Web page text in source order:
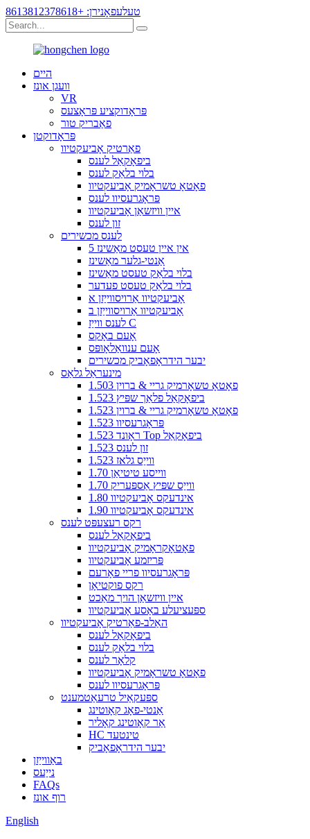
טעלעפאָנירן: +8613812378618
היים
וועגן אונז
VR
פּראָדוקציע פּראָצעס
פאַבריק טור
פּראָדוקטן
פאַרטיק אָביעקטיוו
ביפאָקאַל לענס
בלוי בלאַק לענס
פאָטאָ טשראָמיק אָביעקטיוו
פּראָגרעסיוו לענס
איין וויזשאַן אָביעקטיוו
זון לענס
לענס מכשירים
5 אין איין טעסט מאַשינז
אַנטי-גלער מאַשינז
בלוי בלאַק טעסט מאַשינז
בלוי בלאַק טעסט פעדער
אָביעקטיוו אַרויסווייַזן א
אָביעקטיוו אַרויסווייַזן ב
לענס ווייַז C
אָעם באָקס
אָעם ענוואַלאָופּס
יבער הידראָפאָביק מכשירים
מינעראַל גלאַס
1.503 פאָטאָ טשאָרמיק גריי & ברוין
1.523 ביפאָקאַל פלאַך שפּיץ
1.523 פאָטאָ טשאָרמיק גריי & ברוין
1.523 פּראָגרעסיוו
1.523 ראָונד Top ביפאָקאַל
1.523 זון לענס
1.523 ווייַס גלאז
1.70 ווייסע טיטיאַן
1.70 ווייַס שפּיץ אַספּעריק
1.80 אינדעקס אָביעקטיוו
1.90 אינדעקס אָביעקטיוו
רקס רעצעפּט לענס
ביפאָקאַל לענס
פאָטאָקראָמיק אָביעקטיוו
פּריזמע אָביעקטיוו
פּראָגרעסיוו פריי פאָרעם
רקס פוקטיאָן
איין וויזשאַן הויך מאַכט
ספּעציעלע באַסע אָביעקטיוו
האַלב-פאַרטיק אָביעקטיוו
ביפאָקאַל לענס
בלוי בלאַק לענס
קלאָר לענס
פאָטאָ טשראָמיק אָביעקטיוו
פּראָגרעסיוו לענס
ספּעקאַיל טרעאַטמענט
אַנטי-פאָג קאָוטינג
אַר קאָוטינג קאָליר
HC טינטעד
יבער הידראָפאָביק
באַווייַזן
נייַעס
FAQs
רוף אונז
English